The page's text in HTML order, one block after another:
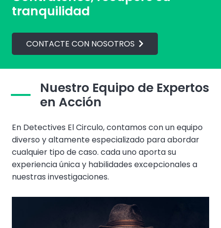
tranquilidad
CONTACTE CON NOSOTROS
Nuestro Equipo de Expertos
en Acción
En Detectives El Circulo, contamos con un equipo
diverso y altamente especializado para abordar
cualquier tipo de caso. cada uno aporta su
experiencia única y habilidades excepcionales a
nuestras investigaciones.